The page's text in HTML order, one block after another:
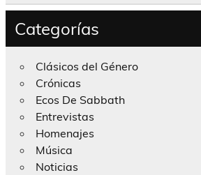
Categorías
Clásicos del Género
Crónicas
Ecos De Sabbath
Entrevistas
Homenajes
Música
Noticias